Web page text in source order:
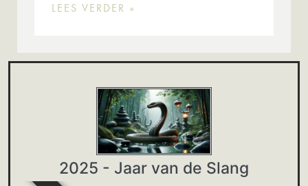
LEES VERDER »
2025 - Jaar van de Slang